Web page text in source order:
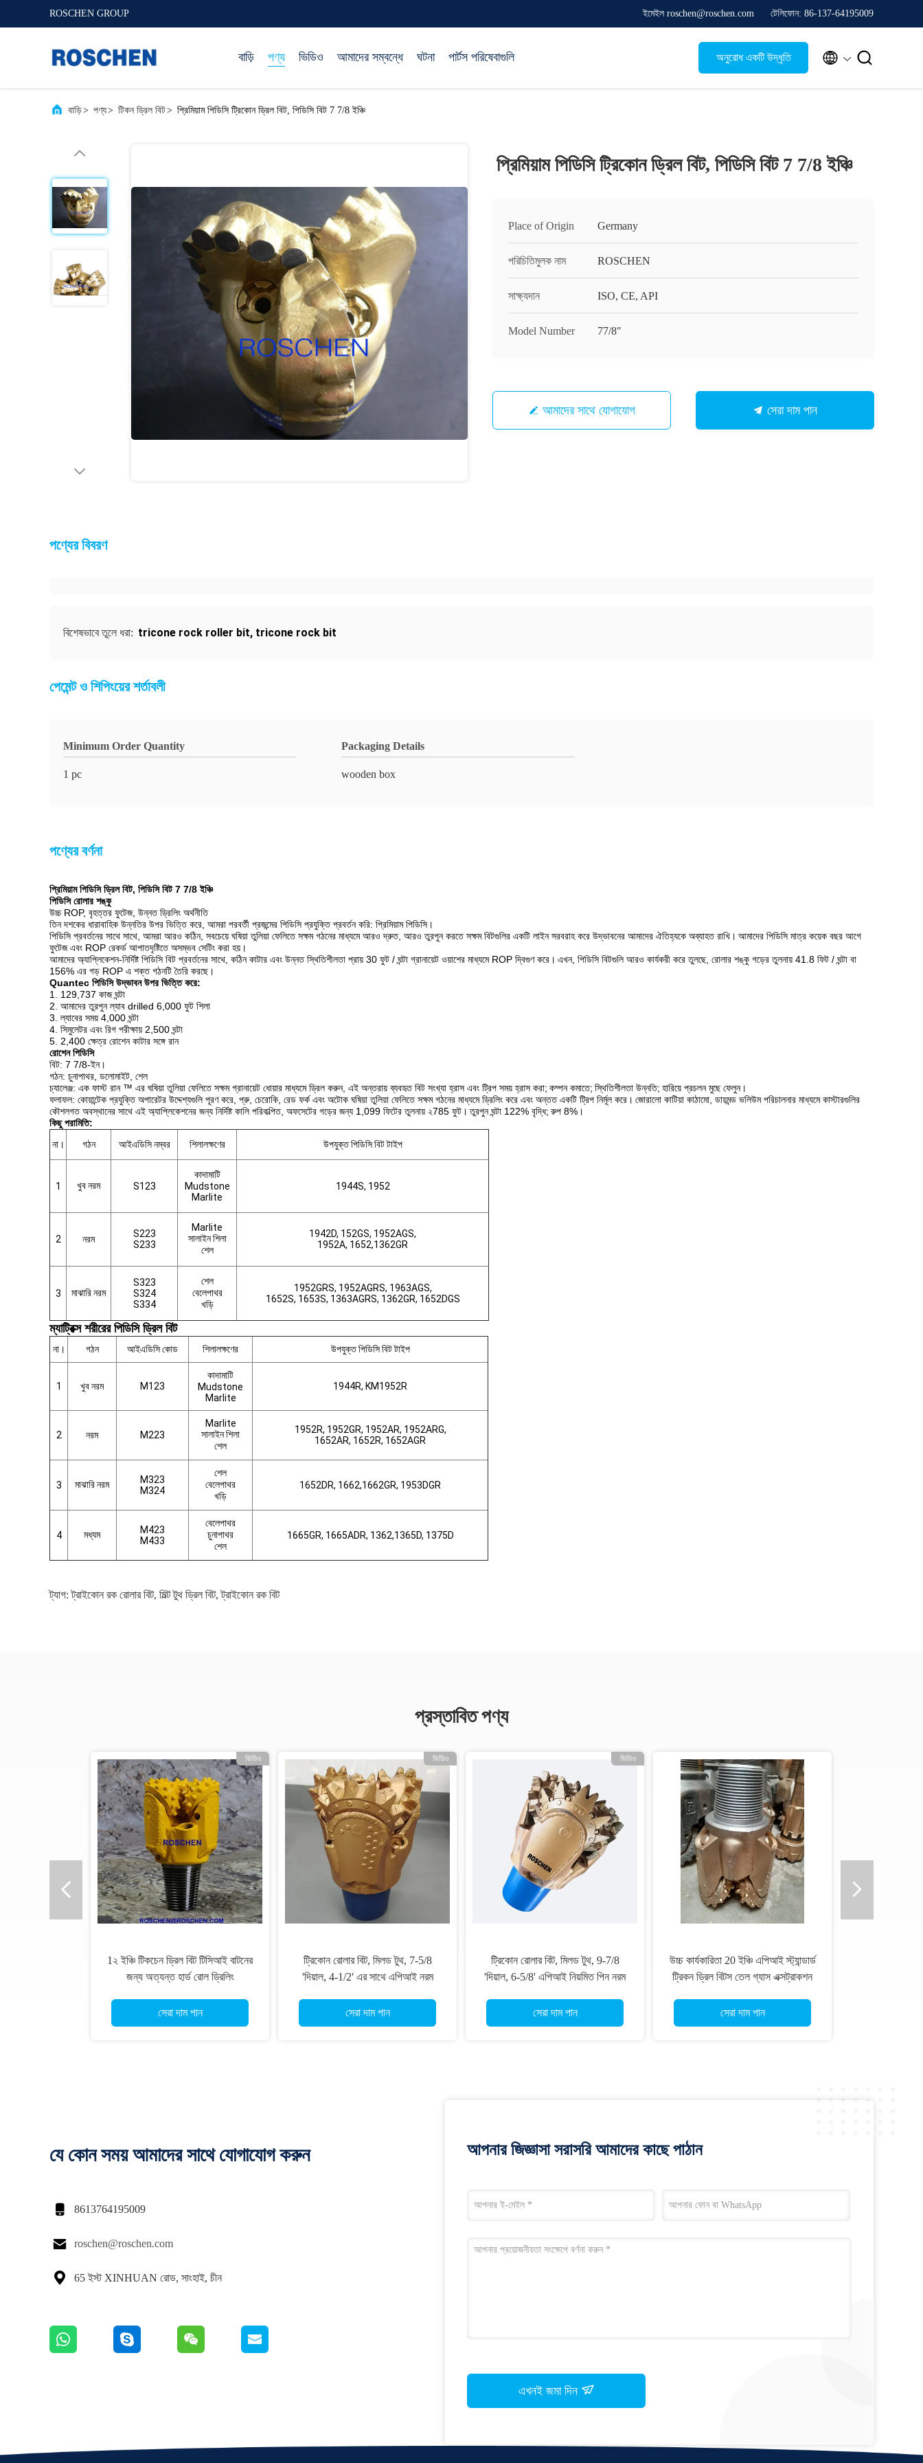
ROSCHEN GROUP ইমেইল roschen@roschen.com টেলিফোন: 86-137-64195009
বাড়ি পণ্য ভিডিও আমাদের সম্বন্ধে ঘটনা পার্টস পরিষেবাগুলি অনুরোধ একটি উদ্ধৃতি  
বাড়ি> পণ্য> টিকন ড্রিল বিট> প্রিমিয়াম পিডিসি ট্রিকোন ড্রিল বিট, পিডিসি বিট 7 7/8 ইঞ্চি
প্রিমিয়াম পিডিসি ট্রিকোন ড্রিল বিট, পিডিসি বিট 7 7/8 ইঞ্চি
Place of Origin Germany
পরিচিতিমুলক নাম ROSCHEN
সাক্ষ্যদান ISO, CE, API
Model Number 77/8"
আমাদের সাথে যোগাযোগ সেরা দাম পান
পণ্যের বিবরণ
বিশেষভাবে তুলে ধরা: tricone rock roller bit, tricone rock bit
পেমেন্ট ও শিপিংয়ের শর্তাবলী
Minimum Order Quantity
1 pc
Packaging Details
wooden box
পণ্যের বর্ণনা
প্রিমিয়াম পিডিসি ড্রিল বিট, পিডিসি বিট 7 7/8 ইঞ্চি
পিডিসি রোলার শঙ্কু
উচ্চ ROP, বৃহত্তর ফুটেজ, উন্নত ড্রিলিং অর্থনীতি
তিন দশকের ধারাবাহিক উন্নতির উপর ভিত্তি করে, আমরা পরবর্তী প্রজন্মের পিডিসি প্রযুক্তি প্রবর্তন করি: প্রিমিয়াম পিডিসি।
পিডিসি প্রবর্তনের সাথে সাথে, আমরা আরও কঠিন, সবচেয়ে ঘষিয়া তুলিয়া ফেলিতে সক্ষম গঠনের মাধ্যমে আরও দ্রুত, আরও তুরপুন করতে সক্ষম বিটগুলির একটি লাইন সরবরাহ করে উদ্ভাবনের আমাদের ঐতিহ্যকে অব্যাহত রাখি। আমাদের পিডিসি মাত্র কয়েক বছর আগে
ফুটেজ এবং ROP রেকর্ড আপাতদৃষ্টিতে অসম্ভব সেটিং করা হয়।
আমাদের অ্যাপ্লিকেশন-নির্দিষ্ট পিডিসি বিট প্রবর্তনের সাথে, কঠিন কাটার এবং উন্নত স্থিতিশীলতা প্রায় 30 ফুট / ঘন্টা গ্রানায়েট ওয়াশের মাধ্যমে ROP দ্বিগুণ করে। এখন, পিডিসি বিটগুলি আরও কার্যকরী করে তুলছে, রোলার শঙ্কু গড়ের তুলনায় 41.8 ফিট / ঘন্টা বা
156% এর গড় ROP এ শক্ত গঠনটি তৈরি করছে।
Quantec পিডিসি উদ্ভাবন উপর ভিত্তি করে:
1. 129,737 কাজ ঘন্টা
2. আমাদের তুরপুন ল্যাব drilled 6,000 ফুট শিলা
3. ল্যাবের সময় 4,000 ঘন্টা
4. সিমুলেটর এবং রিগ পরীক্ষায় 2,500 ঘন্টা
5. 2,400 ক্ষেত্র রোশেন কাটার সঙ্গে রান
রোশেন পিডিসি
বিট: 7 7/8-ইন।
গঠন: চুনাপাথর, ডলোমাইট, শেল
চ্যালেঞ্জ: এক ফাস্ট রান ™ এর ঘষিয়া তুলিয়া ফেলিতে সক্ষম গ্রানায়েট ধোয়ার মাধ্যমে ড্রিল করুন, এই অন্তরায় ব্যবহৃত বিট সংখ্যা হ্রাস এবং ট্রিপ সময় হ্রাস করা; কম্পন কমাতে; স্থিতিশীলতা উন্নতি; হারিয়ে প্রচলন মুছে ফেলুন।
ফলাফল: কোয়ান্টেক প্রযুক্তি অপারেটর উদ্দেশ্যগুলি পূরণ করে, প্রু, চেরোকি, রেড ফর্ক এবং অটোক ঘষিয়া তুলিয়া ফেলিতে সক্ষম গঠনের মাধ্যমে ড্রিলিং করে এবং অন্তত একটি ট্রিপ নির্মূল করে। জোরালো কাটিয়া কাঠামো, ডায়মন্ড ভলিউম পরিচালনার মাধ্যমে কাস্টারগুলির
কৌশলগত অবস্থানের সাথে এই অ্যাপ্লিকেশনের জন্য নির্দিষ্ট কালি পরিকল্পিত, অফসেটের গড়ের জন্য 1,099 ফিটের তুলনায় ২785 ফুট। তুরপুন ঘন্টা 122% বৃদ্ধি; রুপ 8%।
কিছু পরামিতি:
না।
গঠন আইএডিসি নম্বর শিলালক্ষণের উপযুক্ত পিডিসি বিট টাইপ
1 খুব নরম S123
কাদামাটি
Mudstone
Marlite
1944S, 1952
2 নরম
S223
S233
Marlite
সালাইন শিলা
শেল
1942D, 152GS, 1952AGS,
1952A, 1652,1362GR
3 মাঝারি নরম
S323
S324
S334
শেল
বেলেপাথর
খড়ি
1952GRS, 1952AGRS, 1963AGS,
1652S, 1653S, 1363AGRS, 1362GR, 1652DGS
ম্যাট্রিক্স শরীরের পিডিসি ড্রিল বিট
না। গঠন আইএডিসি কোড শিলালক্ষণের উপযুক্ত পিডিসি বিট টাইপ
1 খুব নরম M123
কাদামাটি
Mudstone
Marlite
1944R, KM1952R
2 নরম M223
Marlite
সালাইন শিলা
শেল
1952R, 1952GR, 1952AR, 1952ARG,
1652AR, 1652R, 1652AGR
3 মাঝারি নরম
M323
M324
শেল
বেলেপাথর
খড়ি
1652DR, 1662,1662GR, 1953DGR
4 মধ্যম
M423
M433
বেলেপাথর
চুনাপাথর
শেল
1665GR, 1665ADR, 1362,1365D, 1375D
ট্যাগ:ট্রাইকোন রক রোলার বিট, মিল্ট টুথ ড্রিল বিট, ট্রাইকোন রক বিট
প্রস্তাবিত পণ্য
20 ইঞ্চি বিপরীত সঞ্চালন ট্রিকোন রক বিট
IADC517/537 ভাল ড্রিলিং জন্য
20 "ট্রিকোন বিট IADC517/537 গুদাম
ড্রিলিং জন্য রক ড্রিল বিট
20 ইঞ্চি টিসিআই ট্রিকোন বিটস তেলক্ষেত্র
ড্রিলিং জন্য রক বিটস
রক রিমার R4 টিসিআই কাটার 8 1/2 ",
10", 12", 15", 17 1/2 "হার্ডডি
যে কোন সময় আমাদের সাথে যোগাযোগ করুন
 8613764195009
 roschen@roschen.com
 65 ইস্ট XINHUAN রোড, সাংহাই, চীন
আপনার জিজ্ঞাসা সরাসরি আমাদের কাছে পাঠান
এখনই জমা দিন